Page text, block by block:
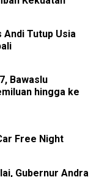
Andi Tutup Usia
Bawaslu
hingga ke
Free Night
Gubernur Andra